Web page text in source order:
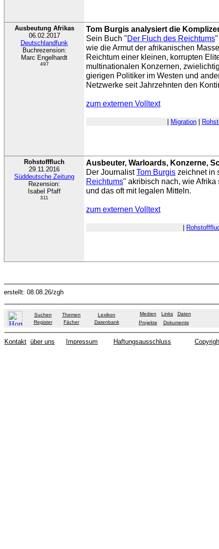
Ausbeutung Afrikas
06.02.2017
Deutschlandfunk
Buchrezension:
Marc Engelhardt
497
Tom Burgis analysiert die
Sein Buch "Der Fluch des Reichtums
wie die Armut der afrikanischen
Reichtum einer kleinen, korrupten
multinationalen Konzernen,
gierigen Politiker im Westen und
Netzwerke seit Jahrzehnten den
zum externen Volltext
Migration
Rohstofffluch
29.11.2016
Süddeutsche Zeitung
Rezension:
Isabel Pfaff
311
Ausbeuter, Warloards, Konzerne,
Der JournalistTom Burgis zeichnet in
Reichtums" akribisch nach, wie
und das oft mit legalen Mitteln.
zum externen Volltext
erstellt: 08.08.26/zgh
Suchen Themen
Lexikon
Register
Fächer Datenbank
Medien Links
Daten
Projekte
Dokumente
Kontakt über uns Impressum Haftungsausschluss